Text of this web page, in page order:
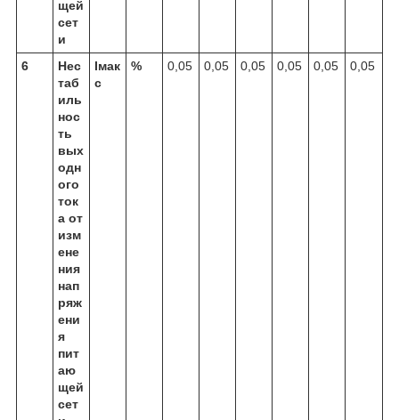
щей
сет
и
6
Нес
таб
иль
нос
ть
вых
одн
ого
ток
а от
изм
ене
ния
нап
ряж
ени
я
пит
аю
щей
сет
Iмак
с
% 0,05 0,05 0,05 0,05 0,05 0,05